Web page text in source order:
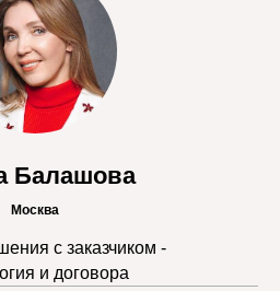
Балашова
Москва
с заказчиком -
и договора